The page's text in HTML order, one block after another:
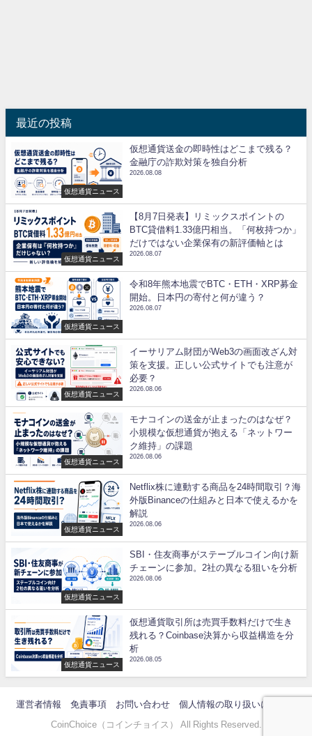
最近の投稿
仮想通貨ニュース
仮想通貨送金の即時性はどこまで残る？
金融庁の詐欺対策を独自分析
2026.08.08
仮想通貨ニュース
【8月7日発表】リミックスポイントの
BTC貸借料1.33億円相当。「何枚持つか」
だけではない企業保有の新評価軸とは
2026.08.07
仮想通貨ニュース
令和8年熊本地震でBTC・ETH・XRP募金
開始。日本円の寄付と何が違う？
2026.08.07
仮想通貨ニュース
イーサリアム財団がWeb3の画面改ざん対
策を支援。正しい公式サイトでも注意が
必要？
2026.08.06
仮想通貨ニュース
モナコインの送金が止まったのはなぜ？
小規模な仮想通貨が抱える「ネットワー
ク維持」の課題
2026.08.06
仮想通貨ニュース
Netflix株に連動する商品を24時間取引？海
外版Binanceの仕組みと日本で使えるかを
解説
2026.08.06
仮想通貨ニュース
SBI・住友商事がステーブルコイン向け新
チェーンに参加。2社の異なる狙いを分析
2026.08.06
仮想通貨ニュース
仮想通貨取引所は売買手数料だけで生き
残れる？Coinbase決算から収益構造を分
析
2026.08.05
運営者情報 免責事項 お問い合わせ 個人情報の取り扱いについて
CoinChoice（コインチョイス） All Rights Reserved.